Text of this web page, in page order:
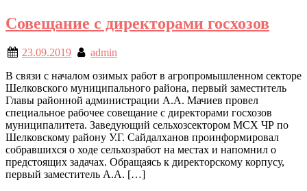
Совещание с директорами госхозов
23.09.2019
admin
В связи с началом озимых работ в агропромышленном секторе
Шелковского муниципального района, первый заместитель
Главы районной администрации А.А. Мачиев провел
специальное рабочее совещание с директорами госхозов
муниципалитета. Заведующий сельхозсектором МСХ ЧР по
Шелковскому району У.Г. Сайдалханов проинформировал
собравшихся о ходе сельхозработ на местах и напомнил о
предстоящих задачах. Обращаясь к директорскому корпусу,
первый заместитель А.А. […]